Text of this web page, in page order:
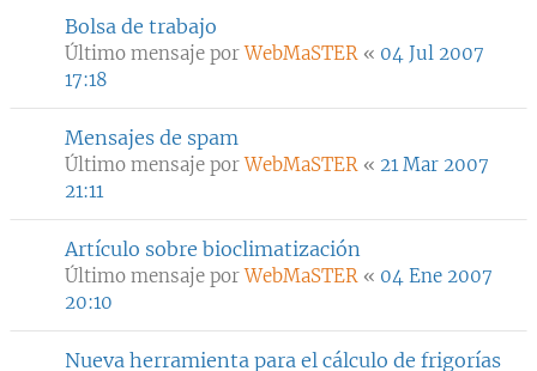
Bolsa de trabajo
Último mensaje porWebMaSTER « 04 Jul 2007
17:18
Mensajes de spam
Último mensaje porWebMaSTER « 21 Mar 2007
21:11
Artículo sobre bioclimatización
Último mensaje porWebMaSTER « 04 Ene 2007
20:10
Nueva herramienta para el cálculo de frigorías